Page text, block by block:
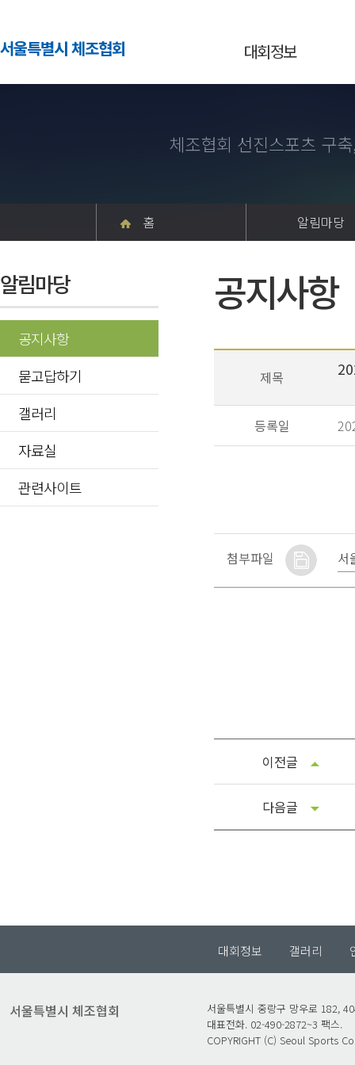
서울특별시 체조협회 대회정보
체조협회 선진스포츠 구
홈 알림마당
알림마당
공지사항
묻고답하기
갤러리
자료실
관련사이트
공지사항
제목
등록일
첨부파일 서
이전글
다음글
대회정보 갤러리
서울특별시 체조협회
서울특별시 중랑구 망우로 182,
대표전화. 02-490-2872~3 팩스.
COPYRIGHT (C) Seoul Sports